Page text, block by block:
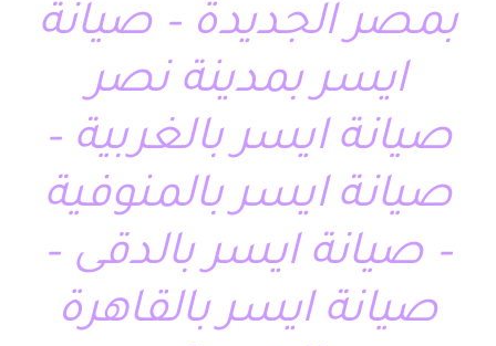
بمصر الجديدة – صيانة
ايسر بمدينة نصر
صيانة ايسر بالغربية –
صيانة ايسر بالمنوفية
– صيانة ايسر بالدقى –
صيانة ايسر بالقاهرة